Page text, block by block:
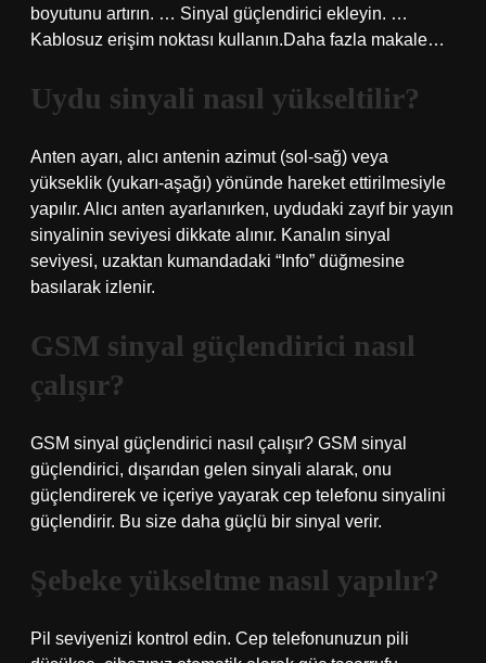
boyutunu artırın. … Sinyal güçlendirici ekleyin. …
Kablosuz erişim noktası kullanın.Daha fazla makale…
Uydu sinyali nasıl yükseltilir?
Anten ayarı, alıcı antenin azimut (sol-sağ) veya
yükseklik (yukarı-aşağı) yönünde hareket ettirilmesiyle
yapılır. Alıcı anten ayarlanırken, uydudaki zayıf bir yayın
sinyalinin seviyesi dikkate alınır. Kanalın sinyal
seviyesi, uzaktan kumandadaki “Info” düğmesine
basılarak izlenir.
GSM sinyal güçlendirici nasıl
çalışır?
GSM sinyal güçlendirici nasıl çalışır? GSM sinyal
güçlendirici, dışarıdan gelen sinyali alarak, onu
güçlendirerek ve içeriye yayarak cep telefonu sinyalini
güçlendirir. Bu size daha güçlü bir sinyal verir.
Şebeke yükseltme nasıl yapılır?
Pil seviyenizi kontrol edin. Cep telefonunuzun pili